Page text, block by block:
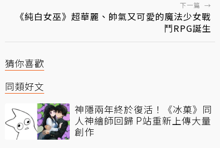
下一篇 →
《純白女巫》超華麗、帥氣又可愛的魔法少女戰
鬥RPG誕生
猜你喜歡
同類好文
神隱兩年終於復活！《冰菓》同
人神繪師回歸 P站重新上傳大量
創作